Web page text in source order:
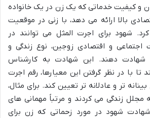
و کیفیت خدماتی که یک زن در یک خانواده
بالا ارائه می دهد، با زنی در موقعیت
شهود برای اجرت المثل می توانند در
و اقتصادی زوجین، نوع زندگی و
شهادت دهند. این شهادت به کارشناس
با در نظر گرفتن این معیارها، رقم اجرت
تر و عادلانه تر تعیین کند. برای مثال،
مجلل زندگی می کردند و مرتباً مهمانی های
شهادت شهود در مورد زحماتی که زن برای